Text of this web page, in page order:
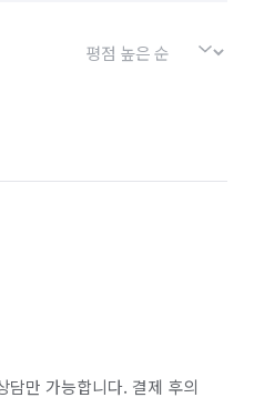
담만 가능합니다. 결제 후의